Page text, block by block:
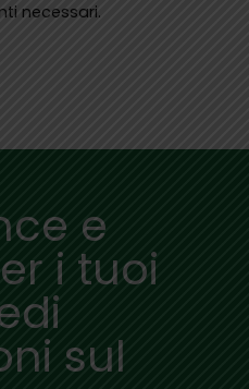
necessari.
e
i tuoi
sul